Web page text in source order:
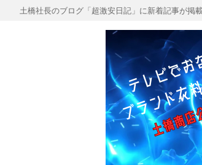
土橋社長のブログ「超激安日記」に新着記事が掲